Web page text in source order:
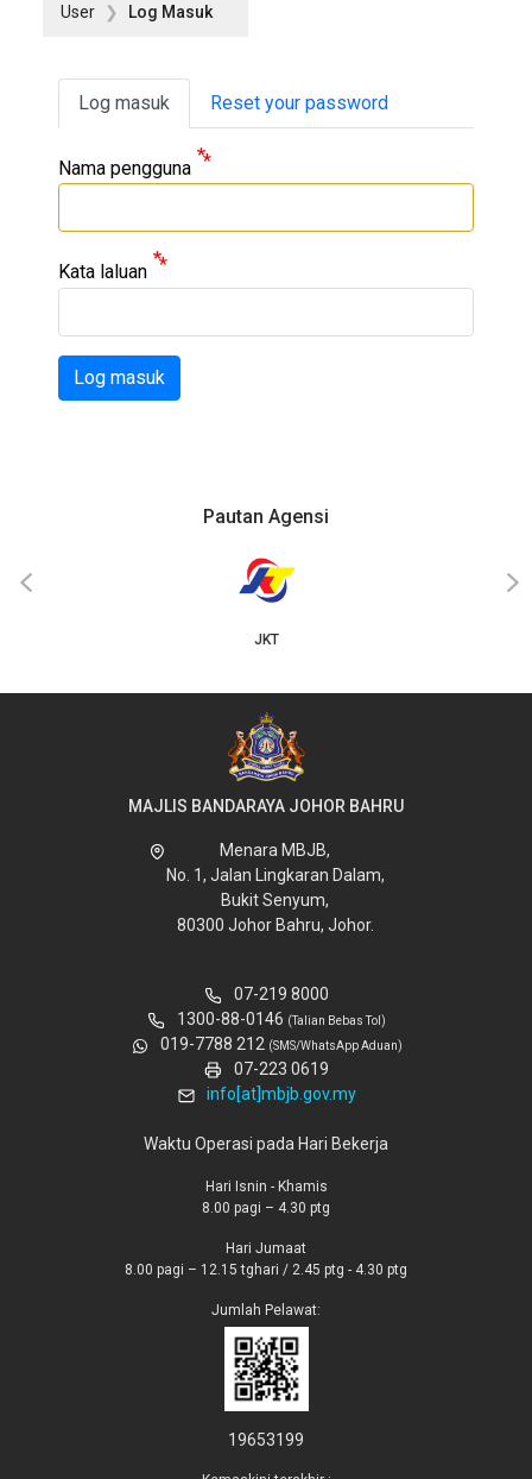
User Log Masuk
Primary tabs
Log masuk Reset your password
Nama pengguna
Kata laluan
Log masuk
Pautan Agensi
JKT
‹ ›
MAJLIS BANDARAYA JOHOR BAHRU
Menara MBJB,
No. 1, Jalan Lingkaran Dalam,
Bukit Senyum,
80300 Johor Bahru, Johor.
07-219 8000
1300-88-0146 (Talian Bebas Tol)
019-7788 212 (SMS/WhatsApp Aduan)
07-223 0619
info[at]mbjb.gov.my
Waktu Operasi pada Hari Bekerja
Hari Isnin - Khamis
8.00 pagi – 4.30 ptg
Hari Jumaat
8.00 pagi – 12.15 tghari / 2.45 ptg - 4.30 ptg
Jumlah Pelawat:
19653199